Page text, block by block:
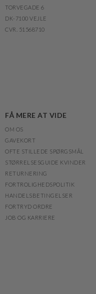
TORVEGADE 6
DK-7100 VEJLE
CVR. 51568710
FÅ MERE AT VIDE
OM OS
GAVEKORT
OFTE STILLEDE SPØRGSMÅL
STØRRELSESGUIDE KVINDER
RETURNERING
FORTROLIGHEDSPOLITIK
HANDELSBETINGELSER
FORTRYD ORDRE
JOB OG KARRIERE